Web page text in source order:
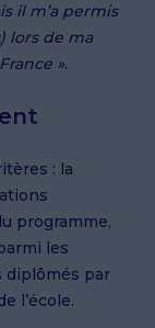
il m’a permis
lors de ma
».
: la
programme,
les
diplômés par
l’école.